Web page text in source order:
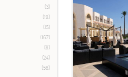
(3)
(19)
(15)
(167)
(8)
(24)
(56)